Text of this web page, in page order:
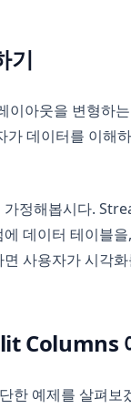
기
아웃을 변형하
데이터를 이해
정해봅시다.
데이터 테이블
사용자가 시각
Columns
예제를 살펴보